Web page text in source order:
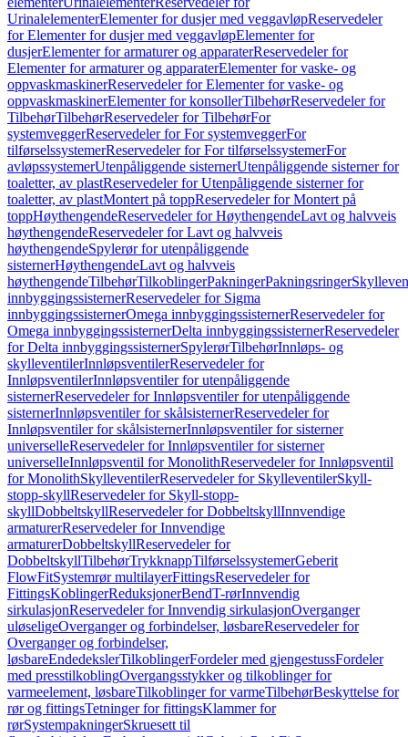
UrinalelementerElementer for dusjer med veggavløpReservedeler
for Elementer for dusjer med veggavløpElementer for
dusjerElementer for armaturer og apparaterReservedeler for
Elementer for armaturer og apparaterElementer for vaske- og
oppvaskmaskinerReservedeler for Elementer for vaske- og
oppvaskmaskinerElementer for konsollerTilbehørReservedeler for
TilbehørTilbehørReservedeler for TilbehørFor
systemveggerReservedeler for For systemveggerFor
tilførselssystemerReservedeler for For tilførselssystemerFor
avløpssystemerUtenpåliggende sisternerUtenpåliggende sisterner for
toaletter, av plastReservedeler for Utenpåliggende sisterner for
toaletter, av plastMontert på toppReservedeler for Montert på
toppHøythengendeReservedeler for HøythengendeLavt og halvveis
høythengendeReservedeler for Lavt og halvveis
høythengendeSpylerør for utenpåliggende
sisternerHøythengendeLavt og halvveis
høythengendeTilbehørTilkoblingerPakningerPakningsringer
innbyggingssisternerReservedeler for Sigma
innbyggingssisternerOmega innbyggingssisternerReservedeler for
Omega innbyggingssisternerDelta innbyggingssisternerReservedeler
for Delta innbyggingssisternerSpylerørTilbehørInnløps- og
skylleventilerInnløpsventilerReservedeler for
InnløpsventilerInnløpsventiler for utenpåliggende
sisternerReservedeler for Innløpsventiler for utenpåliggende
sisternerInnløpsventiler for skålsisternerReservedeler for
Innløpsventiler for skålsisternerInnløpsventiler for sisterner
universelleReservedeler for Innløpsventiler for sisterner
universelleInnløpsventil for MonolithReservedeler for Innløpsventil
for MonolithSkylleventilerReservedeler for SkylleventilerSkyll-
stopp-skyllReservedeler for Skyll-stopp-
skyllDobbeltskyllReservedeler for DobbeltskyllInnvendige
armaturerReservedeler for Innvendige
armaturerDobbeltskyllReservedeler for
DobbeltskyllTilbehørTrykknappTilførselssystemerGeberit
FlowFitSystemrør multilayerFittingsReservedeler for
FittingsKoblingerReduksjonerBendT-rørInnvendig
sirkulasjonReservedeler for Innvendig sirkulasjonOverganger
uløseligeOverganger og forbindelser, løsbareReservedeler for
Overganger og forbindelser,
løsbareEndedekslerTilkoblingerFordeler med gjengestussFordeler
med presstilkoblingOvergangsstykker og tilkoblinger for
varmeelement, løsbareTilkoblinger for varmeTilbehørBeskyttelse for
rør og fittingsTetninger for fittingsKlammer for
rørSystempakningerSkruesett til